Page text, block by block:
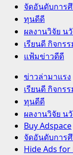
จัดอันดับการ
ทุนดีดี
ผลงานวิจัย น
เรียนดี กิจกร
แฟ้มข่าวดีดี
Primary
Menu
ข่าวล่ามาแรง
เรียนดี กิจกร
ทุนดีดี
ผลงานวิจัย น
Buy Adspace
จัดอันดับการ
Hide Ads